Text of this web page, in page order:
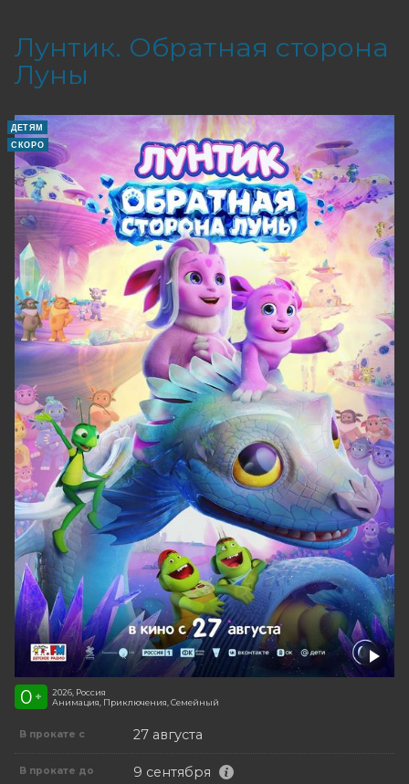
Лунтик. Обратная сторона
Луны
ДЕТЯМ
СКОРО
0 +
2026, Россия
Анимация, Приключения, Семейный
В прокате с 27 августа
В прокате до 9 сентября